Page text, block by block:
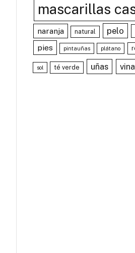
mascarillas
naranja natural pelo
pies pintauñas plátano
sol té verde uñas